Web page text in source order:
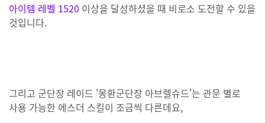
아이템 레벨 1520 이상을 달성하셨을 때 비로소 도전할 수 있을
것입니다.
그리고 군단장 레이드 '몽환군단장 아브렐슈드'는 관문 별로
사용 가능한 에스더 스킬이 조금씩 다른데요,